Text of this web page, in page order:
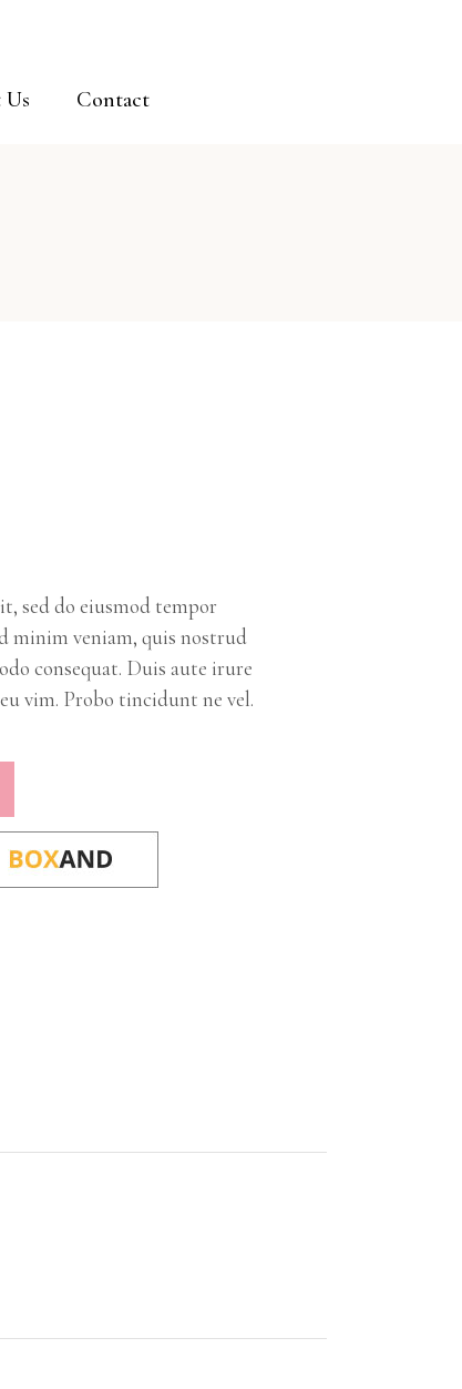
Contact
sed do eiusmod tempor
minim veniam, quis nostrud
consequat. Duis aute irure
vim. Probo tincidunt ne vel.